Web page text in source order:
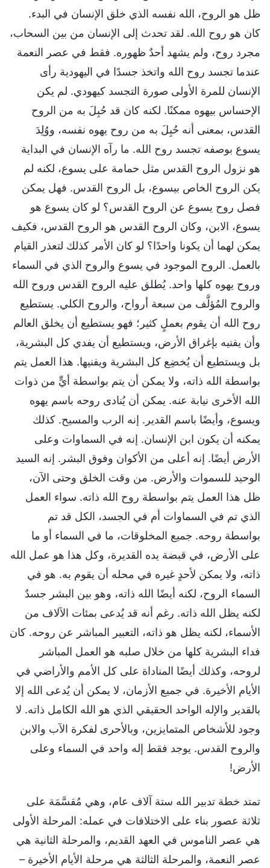
ظل هو الروح، الله نفسه الذي خلق الإنسان في البدء.
كان هو روح الله. لقد تحدث إلى الإنسان من بين السحاب،
مجرد روح، ولم يشهد أحدٌ ظهوره. فقط في عصر النعمة
عندما تجسد روح الله واتخذ جسدًا في اليهودية رأى
الإنسان للمرة الأولى صورة التجسد كيهودي. لم يكن
الإحساس بيهوه ممكنًا. لكنه كان قد حُبِلَ به من الروح
القدس، بمعنى أنه حُبِلَ به من روح يهوه نفسه، ووُلِدَ
يسوع بوصفه تجسد روح الله. ما رآه الإنسان في البداية
هو نزول الروح القدس مثل حمامة على يسوع، لكنه لم
يكن الروح الخاص بيسوع، بل الروح القدس. فهل يمكن
فصل روح يسوع عن الروح القدس؟ لو كان يسوع هو
يسوع، الابن، وكان الروح القدس هو الروح القدس، فكيف
يمكن لهما أن يكونا واحدًا؟ لو كان الأمر كذلك لتعذر القيام
بالعمل. الروح الموجود في يسوع والروح الذي في السماء
وروح يهوه كلها واحد. يُطلق عليه الروح القدس وروح الله
والروح المُؤلَّف من سبعة أرواح، والروح الكلي. يستطيع
روح الله أن يقوم بعملٍ كثير؛ فهو يستطيع أن يخلق العالم
وأن يفنيه بإغراق الأرض، ويستطيع أن يفدي كل البشرية،
بل ويستطيع أن يُخضِع كل البشرية ويفنيها. هذا العمل يتم
بواسطة الله ذاته، ولا يمكن أن يتم بواسطة أيٍّ من ذوات
الله الأخرى نيابة عنه. يمكن أن يُنادى روحه باسم يهوه
ويسوع، وأيضًا باسم القدير. إنه الرب والمسيح. كذلك
يمكنه أن يكون ابن الإنسان. إنه في السماوات وعلى
الأرض أيضًا. إنه أعلى من الأكوان وفوق البشر. إنه السيد
الوحيد للسموات والأرض. من وقت الخلق وحتى الآن،
ظل هذا العمل يتم بواسطة روح الله ذاته. سواء العمل
الذي تم في السماوات أم في الجسد، الكل قد تم
بواسطة روحه. جميع المخلوقات، ما في السماء أو ما
على الأرض، في قبضة يده القديرة، وكل هذا هو عمل الله
ذاته، ولا يمكن لأحدٍ غيره في محله أن يقوم به. هو في
السماء الروح، لكنه أيضًا الله ذاته، وهو بين البشر جسدٌ
لكنه يظل الله ذاته. رغم أنه قد يُدعى بمئات الآلاف من
الأسماء، لكنه يظل هو ذاته، التعبير المباشر عن روحه. كان
فداء البشرية كلها من خلال صلبه هو العمل المباشر
لروحه، وكذلك أيضًا المناداة على كل الأمم والأراضي في
الأيام الأخيرة. في جميع الأزمان، لا يمكن أن يُدعى الله إلا
بالقدير والإله الواحد الحقيقي الذي هو الله الكامل ذاته. لا
وجود للأشخاص المتمايزين، وبالأحرى لفكرة الآب والابن
والروح القدس. يوجد فقط إله واحد في السماء وعلى
الأرض!
تمتد خطة تدبير الله ستة آلاف عام، وهي مُقسَّمَة على
ثلاثة عصور بناء على الاختلافات في عمله: المرحلة الأولى
هي عصر الناموس في العهد القديم، والمرحلة الثانية هي
عصر النعمة، والمرحلة الثالثة هي مرحلة الأيام الأخيرة –